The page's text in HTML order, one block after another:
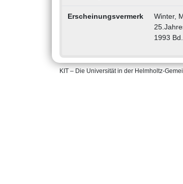
Erscheinungsvermerk
Winter,
1993
KIT – Die Universität in der Helmholtz-